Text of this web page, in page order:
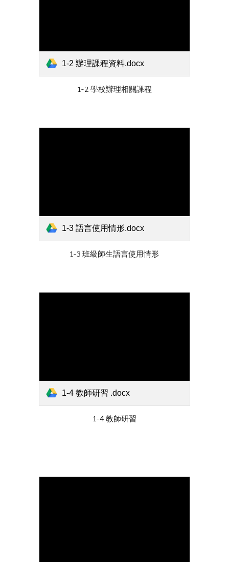
1-2 辦理課程資料.docx
1-2 學校辦理相關課程
1-3 語言使用情形.docx
1-3 班級師生語言使用情形
1-4 教師研習 .docx
1-4 教師研習